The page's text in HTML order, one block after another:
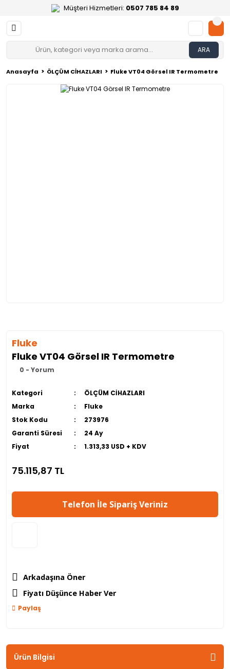
Müşteri Hizmetleri: 0507 785 84 89
ARA
Anasayfa ÖLÇÜM CİHAZLARI Fluke VT04 Görsel IR Termometre
Fluke
Fluke VT04 Görsel IR Termometre
0 - Yorum
Kategori
ÖLÇÜM CİHAZLARI
Marka
Fluke
Stok Kodu
273976
Garanti Süresi
24 Ay
Fiyat
1.313,33 USD + KDV
75.115,87 TL
Telefon İle Sipariş Veriniz
Arkadaşına Öner
Fiyatı Düşünce Haber Ver
Paylaş
Ürün Bilgisi